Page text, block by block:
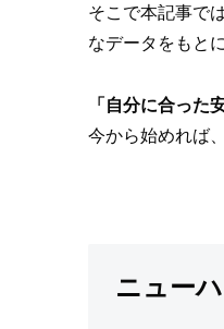
そこで本記事では
なデータをもと
「自分に合った
今から始めれば
ニュー